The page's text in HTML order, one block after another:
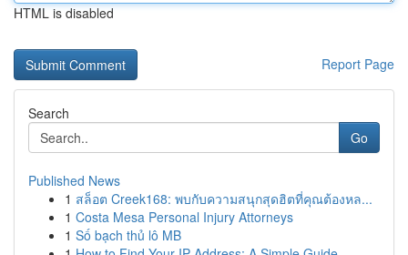
HTML is disabled
Report Page
Search
Go
Published News
1 สล็อต Creek168: พบกับความสนุกสุดฮิตที่คุณต้องหล...
1 Costa Mesa Personal Injury Attorneys
1 Số bạch thủ lô MB